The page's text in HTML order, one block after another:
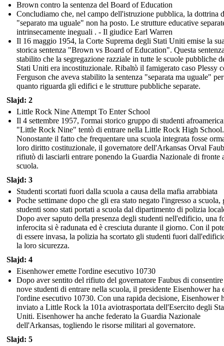
Brown contro la sentenza del Board of Education
Concludiamo che, nel campo dell'istruzione pubblica, la dottrina
"separato ma uguale" non ha posto. Le strutture educative
intrinsecamente ineguali . - Il giudice Earl Warren
Il 16 maggio 1954, la Corte Suprema degli Stati Uniti emise la
storica sentenza "Brown vs Board of Education". Questa
stabilito che la segregazione razziale in tutte le scuole pubbliche
Stati Uniti era incostituzionale. Ribaltò il famigerato caso Plessy
Ferguson che aveva stabilito la sentenza "separata ma uguale" per
quanto riguarda gli edifici e le strutture pubbliche separate.
Slajd: 2
Little Rock Nine Attempt To Enter School
Il 4 settembre 1957, l'ormai storico gruppo di studenti
"Little Rock Nine" tentò di entrare nella Little Rock High School.
Nonostante il fatto che frequentare una scuola integrata fosse
loro diritto costituzionale, il governatore dell'Arkansas Orval
rifiutò di lasciarli entrare ponendo la Guardia Nazionale di fronte
scuola.
Slajd: 3
Studenti scortati fuori dalla scuola a causa della mafia arrabbiata
Poche settimane dopo che gli era stato negato l'ingresso a scuola,
studenti sono stati portati a scuola dal dipartimento di polizia
Dopo aver saputo della presenza degli studenti nell'edificio, una
inferocita si è radunata ed è cresciuta durante il giorno. Con il
di essere invasa, la polizia ha scortato gli studenti fuori
la loro sicurezza.
Slajd: 4
Eisenhower emette l'ordine esecutivo 10730
Dopo aver sentito del rifiuto del governatore Faubus di
nove studenti di entrare nella scuola, il presidente Eisenhower ha
l'ordine esecutivo 10730. Con una rapida decisione, Eisenhower
inviato a Little Rock la 101a aviotrasportata dell'Esercito degli
Uniti. Eisenhower ha anche federato la Guardia Nazionale
dell'Arkansas, togliendo le risorse militari al governatore.
Slajd: 5